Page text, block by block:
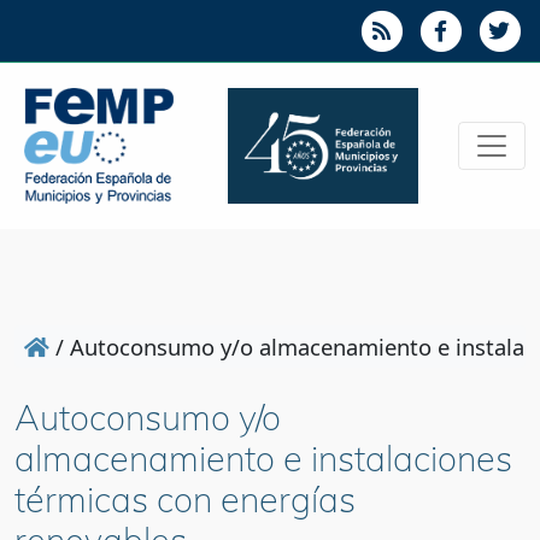
/ Autoconsumo y/o almacenamiento e
Autoconsumo y/o
almacenamiento e instalaciones
térmicas con energías